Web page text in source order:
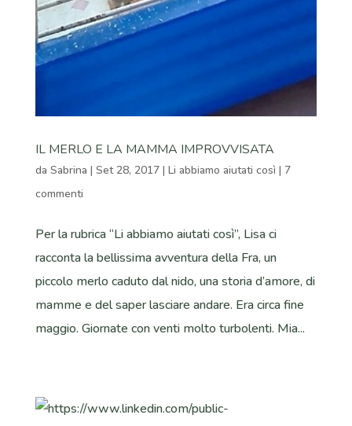
IL MERLO E LA MAMMA IMPROVVISATA
da Sabrina | Set 28, 2017| Li abbiamo aiutati così | 7
commenti
Per la rubrica “Li abbiamo aiutati così”, Lisa ci
racconta la bellissima avventura della Fra, un
piccolo merlo caduto dal nido, una storia d’amore, di
mamme e del saper lasciare andare. Era circa fine
maggio. Giornate con venti molto turbolenti. Mia...